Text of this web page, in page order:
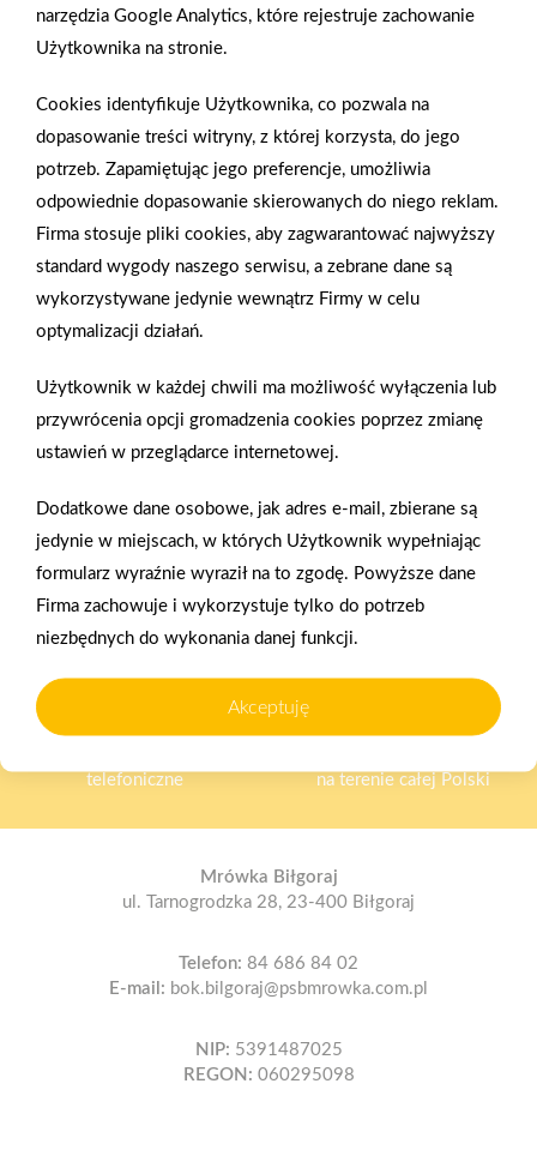
Łatwy w instalacji kompozytowy system ogrodzeniowy
HoriZen Prime jest wykonany z łatwych w utrzymaniu paneli
Zobacz więcej
« 1 2 7 8
Gwarancja jakości
naszych produktów
Zakupy w systemie
ratalnym
telefoniczne
na terenie całej Polski
Mrówka Biłgoraj
ul. Tarnogrodzka 28, 23-400 Biłgoraj
Telefon: 84 686 84 02
E-mail: bok.bilgoraj@psbmrowka.com.pl
NIP: 5391487025
REGON: 060295098
narzędzia Google Analytics, które rejestruje zachowanie
Użytkownika na stronie.
Cookies identyfikuje Użytkownika, co pozwala na
dopasowanie treści witryny, z której korzysta, do jego
potrzeb. Zapamiętując jego preferencje, umożliwia
odpowiednie dopasowanie skierowanych do niego reklam.
Firma stosuje pliki cookies, aby zagwarantować najwyższy
standard wygody naszego serwisu, a zebrane dane są
wykorzystywane jedynie wewnątrz Firmy w celu
optymalizacji działań.
Użytkownik w każdej chwili ma możliwość wyłączenia lub
przywrócenia opcji gromadzenia cookies poprzez zmianę
ustawień w przeglądarce internetowej.
Dodatkowe dane osobowe, jak adres e-mail, zbierane są
jedynie w miejscach, w których Użytkownik wypełniając
formularz wyraźnie wyraził na to zgodę. Powyższe dane
Firma zachowuje i wykorzystuje tylko do potrzeb
niezbędnych do wykonania danej funkcji.
Akceptuję